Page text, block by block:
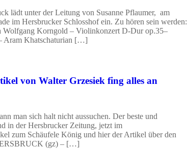
lädt unter der Leitung von Susanne Pflaumer, am
im Hersbrucker Schlosshof ein. Zu hören sein werden:
Korngold – Violinkonzert D-Dur op.35–
Aram Khatschaturian […]
von Walter Grzesiek fing alles an
man sich halt nicht aussuchen. Der beste und
in der Hersbrucker Zeitung, jetzt im
zum Schäufele König und hier der Artikel über den
(gz) – […]